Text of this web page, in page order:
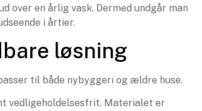
over en årlig vask. Dermed undgår man
i årtier.
løsning
til både nybyggeri og ældre huse.
vedligeholdelsesfrit. Materialet er